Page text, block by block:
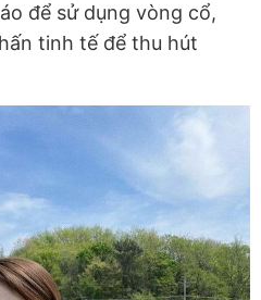
để sử dụng vòng cổ,
tinh tế để thu hút